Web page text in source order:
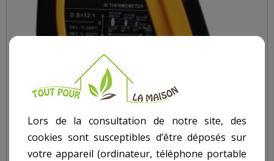
Lors de la consultation de notre site, des
cookies sont susceptibles d’être déposés sur
votre appareil (ordinateur, téléphone portable